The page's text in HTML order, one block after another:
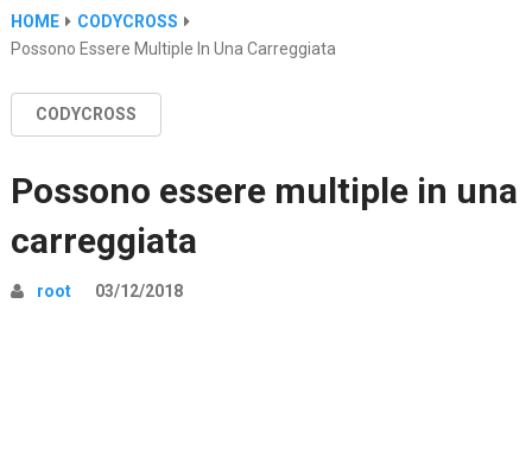
HOME
CODYCROSS
Possono Essere Multiple In Una Carreggiata
CODYCROSS
Possono essere multiple in una
carreggiata
root 03/12/2018